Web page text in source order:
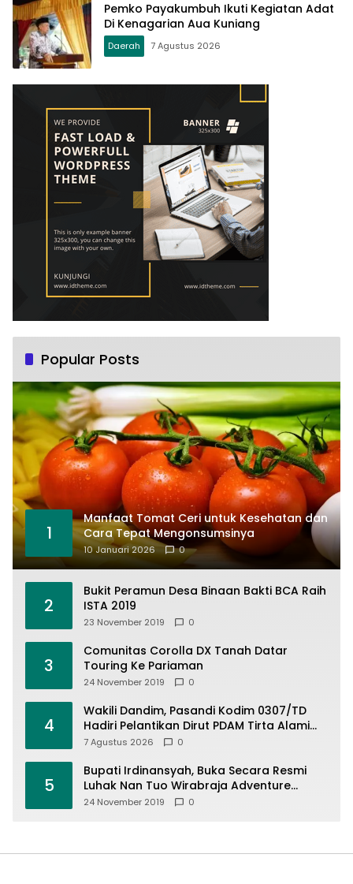
Pemko Payakumbuh Ikuti Kegiatan Adat
Di Kenagarian Aua Kuniang
Daerah 7 Agustus 2026
Popular Posts
1
Manfaat Tomat Ceri untuk Kesehatan dan
Cara Tepat Mengonsumsinya
10 Januari 2026 0
2
Bukit Peramun Desa Binaan Bakti BCA Raih
ISTA 2019
23 November 2019 0
3
Comunitas Corolla DX Tanah Datar
Touring Ke Pariaman
24 November 2019 0
4
Wakili Dandim, Pasandi Kodim 0307/TD
Hadiri Pelantikan Dirut PDAM Tirta Alami
Batusangkar Dr. Inoki Ulma Tiara
7 Agustus 2026 0
5
Bupati Irdinansyah, Buka Secara Resmi
Luhak Nan Tuo Wirabraja Adventure
Offroad 2019
24 November 2019 0